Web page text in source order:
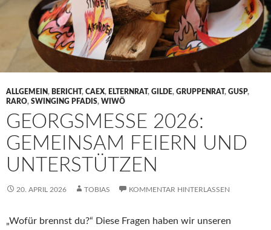
ALLGEMEIN, BERICHT, CAEX, ELTERNRAT, GILDE, GRUPPENRAT, GUSP,
RARO, SWINGING PFADIS, WIWÖ
GEORGSMESSE 2026:
GEMEINSAM FEIERN UND
UNTERSTÜTZEN
20. APRIL 2026 TOBIAS KOMMENTAR HINTERLASSEN
„Wofür brennst du?“ Diese Fragen haben wir unseren